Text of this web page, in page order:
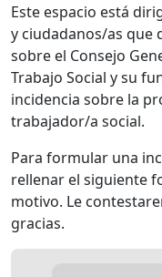
Este espacio está
y ciudadanos/as que
sobre el Consejo
Trabajo Social y su
incidencia sobre la
trabajador/a social.
Para formular una
rellenar el siguiente
motivo. Le
gracias.